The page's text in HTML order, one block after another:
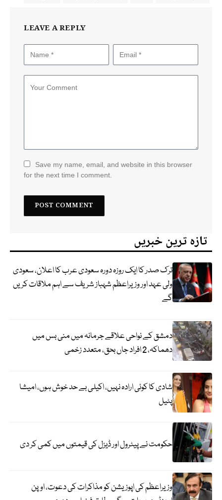
LEAVE A REPLY
Save my name, email, and website in this browser
for the next time I comment.
تازہ ترین خبریں
ترک صدر کا ایک روزہ دورہ سعودی عرب کا اعلان، سعودی
ولی عہد اور وزیراعظم شہباز شریف سے اہم ملاقات کریں
گے
دمشق کے نواحی علاقے جرمانہ میں منی بس میں
دھماکہ، 2 افراد جاں بحق، متعدد زخمی
شادی کا کوئی ارادہ نہیں، اکیلی بے حد خوش ہوں، امیشا
پٹیل
حکومت نے پیٹرول اور ڈیزل کی قیمتوں میں کمی کر دی
وزیراعظم کی اپوزیشن کو مذاکرات کی دعوت، اوپن